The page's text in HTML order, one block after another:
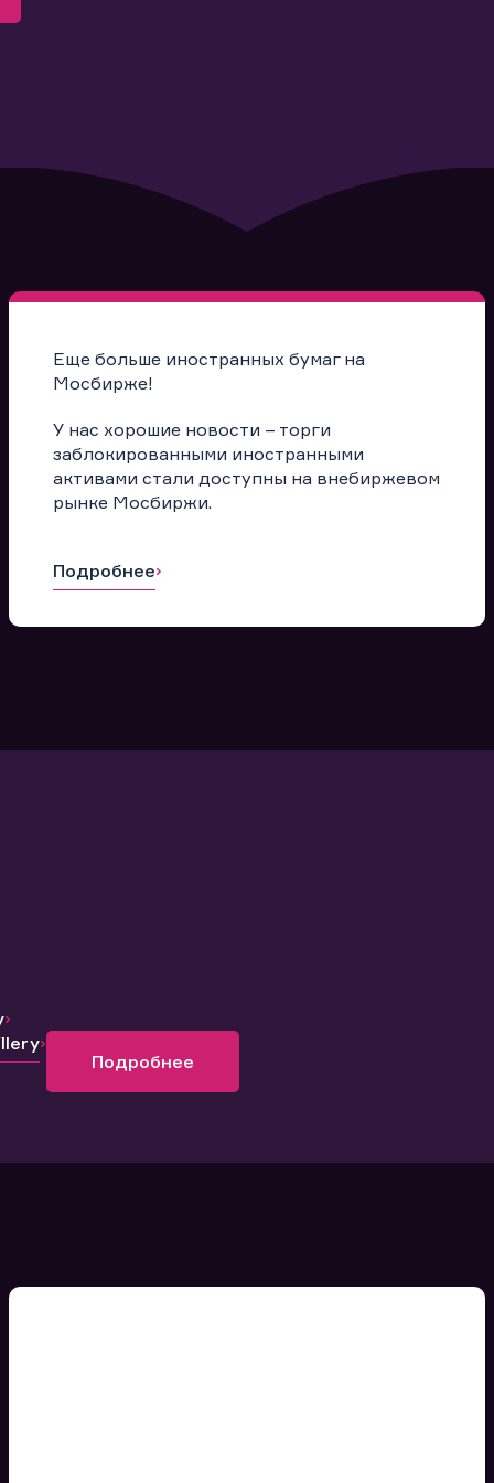
Еще больше иностранных бумаг на
Мосбирже!
У нас хорошие новости – торги
заблокированными иностранными
активами стали доступны на внебиржевом
рынке Мосбиржи.
Подробнее
Подробнее